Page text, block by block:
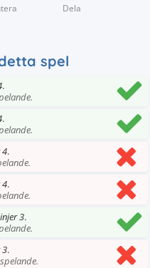
Dela
spel
.
.
4.
4.
3.
3.